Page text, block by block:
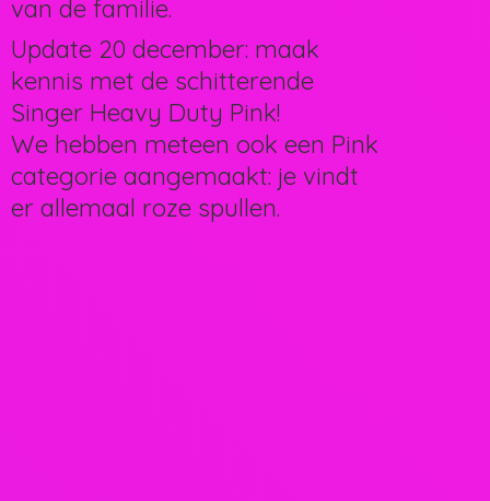
van de familie.
Update 20 december: maak
kennis met de schitterende
Singer Heavy Duty Pink!
We hebben meteen ook een Pink
categorie aangemaakt: je vindt
er allemaal roze spullen.